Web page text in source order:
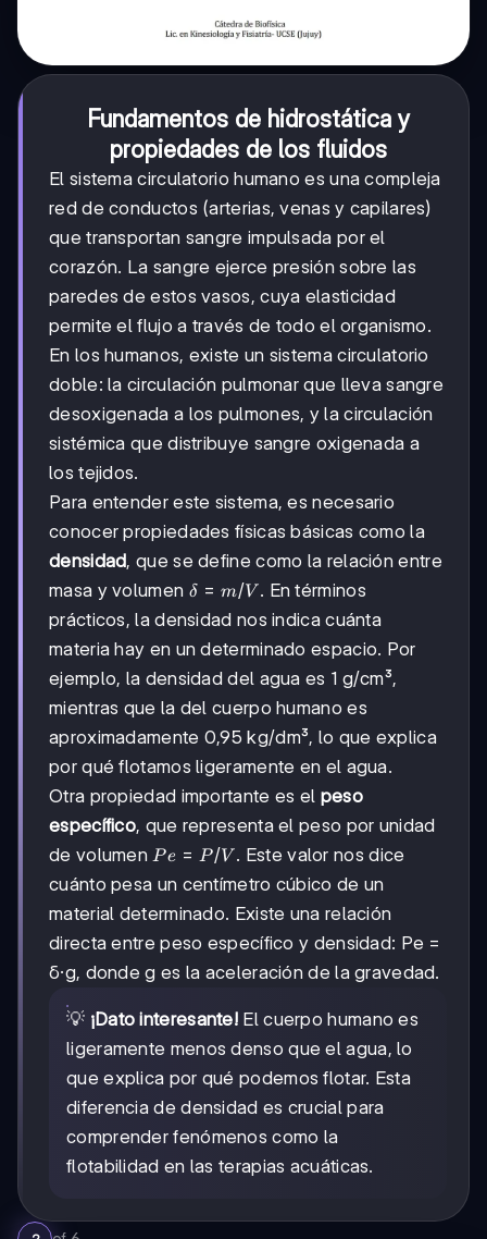
Fundamentos de hidrostática y
propiedades de los fluidos
El sistema circulatorio humano es una compleja
red de conductos (arterias, venas y capilares)
que transportan sangre impulsada por el
corazón. La sangre ejerce presión sobre las
paredes de estos vasos, cuya elasticidad
permite el flujo a través de todo el organismo.
En los humanos, existe un sistema circulatorio
doble: la circulación pulmonar que lleva sangre
desoxigenada a los pulmones, y la circulación
sistémica que distribuye sangre oxigenada a
los tejidos.
Para entender este sistema, es necesario
conocer propiedades físicas básicas como la
densidad, que se define como la relación entre
masa y volumen δ =
m/V
δ = m/V . En términos
prácticos, la densidad nos indica cuánta
materia hay en un determinado espacio. Por
ejemplo, la densidad del agua es 1 g/cm³,
mientras que la del cuerpo humano es
aproximadamente 0,95 kg/dm³, lo que explica
por qué flotamos ligeramente en el agua.
Otra propiedad importante es el peso
específico, que representa el peso por unidad
de volumenPe
=
P/V
Pe = P /V . Este valor nos dice
cuánto pesa un centímetro cúbico de un
material determinado. Existe una relación
directa entre peso específico y densidad: Pe =
δ·g, donde g es la aceleración de la gravedad.
💡 ¡Dato interesante! El cuerpo humano es
ligeramente menos denso que el agua, lo
que explica por qué podemos flotar. Esta
diferencia de densidad es crucial para
comprender fenómenos como la
flotabilidad en las terapias acuáticas.